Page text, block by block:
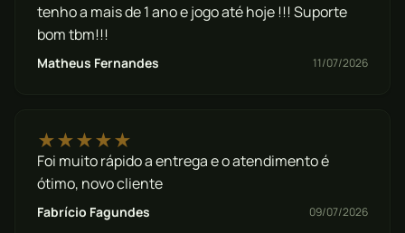
tenho a mais de 1 ano e jogo até hoje !!! Suporte
bom tbm!!!
Matheus Fernandes 11/07/2026
★★★★★
Foi muito rápido a entrega e o atendimento é
ótimo, novo cliente
Fabrício Fagundes 09/07/2026